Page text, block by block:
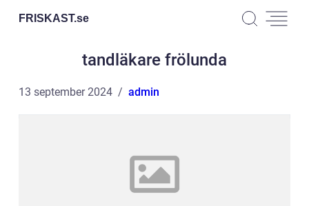
FRISKAST.se
tandläkare frölunda
13 september 2024 admin